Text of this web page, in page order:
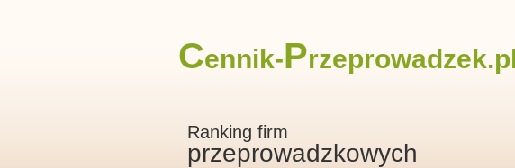
Cennik-Przeprowadzek
Ranking firm
przeprowadzkowych